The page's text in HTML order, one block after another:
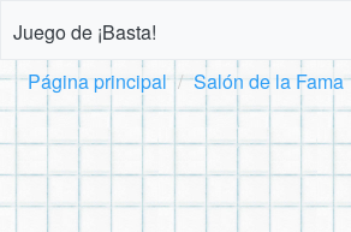
Juego de ¡Basta!
Página principal Salón de la Fama